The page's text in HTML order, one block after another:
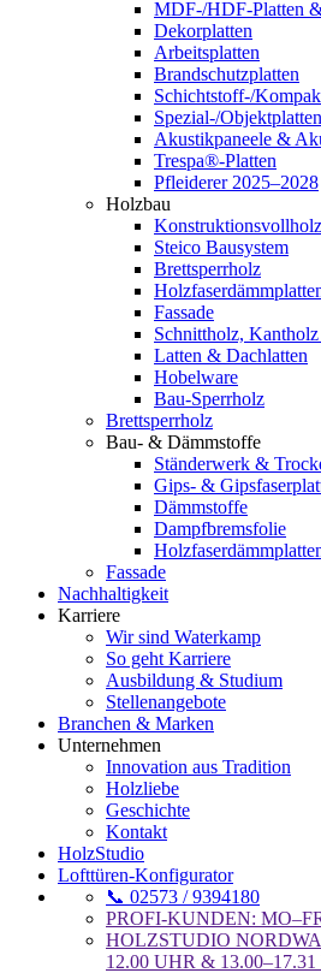
MDF-/HDF-Platten
Dekorplatten
Arbeitsplatten
Brandschutzplatten
Schichtstoff-/
Spezial-/Objektplatten
Akustikpaneele &
Trespa®-Platten
Pfleiderer 2025–2028
Holzbau
Steico Bausystem
Brettsperrholz
Fassade
Schnittholz,
Latten & Dachlatten
Hobelware
Bau-Sperrholz
Brettsperrholz
Bau- & Dämmstoffe
Ständerwerk &
Gips- &
Dämmstoffe
Dampfbremsfolie
Fassade
Nachhaltigkeit
Karriere
Wir sind Waterkamp
So geht Karriere
Ausbildung & Studium
Stellenangebote
Branchen & Marken
Unternehmen
Innovation aus Tradition
Holzliebe
Geschichte
Kontakt
HolzStudio
Lofttüren-Konfigurator
📞 02573 / 9394180
PROFI-KUNDEN:
HOLZSTUDIO
12.00 UHR & 13.00–17.31